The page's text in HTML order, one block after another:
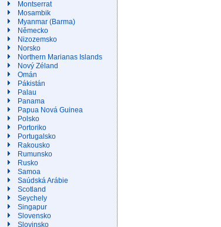
Montserrat
Mosambik
Myanmar (Barma)
Německo
Nizozemsko
Norsko
Northern Marianas Islands
Nový Zéland
Omán
Pákistán
Palau
Panama
Papua Nová Guinea
Polsko
Portoriko
Portugalsko
Rakousko
Rumunsko
Rusko
Samoa
Saúdská Arábie
Scotland
Seychely
Singapur
Slovensko
Slovinsko